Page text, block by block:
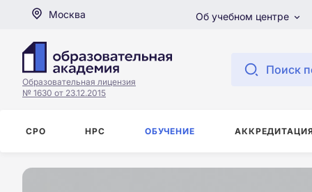
Москва Об учебном центре
Образовательная лицензия
№ 1630 от 23.12.2015
Поиск
СРО НРС ОБУЧЕНИЕ